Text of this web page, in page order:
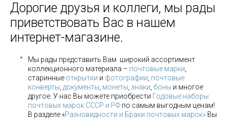
Дорогие друзья и коллеги, мы рады
приветствовать Вас в нашем
интернет-магазине.
Мы рады представить Вам широкий ассортимент
коллекционного материала – почтовые марки
старинные открытки и фотографии почтовые
конверты документы монеты знаки боны и многое
другое. У нас Вы можете приобрести Годовые наборы
почтовых марок СССР и РФ по самым выгодным ценам!
В разделе «Разновидности и Браки почтовых марок» Вы